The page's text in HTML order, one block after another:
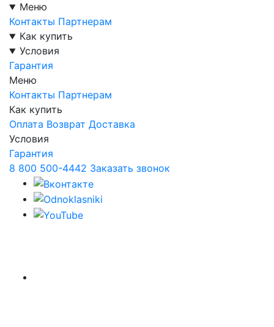
Меню
Контакты Партнерам
Как купить
Условия
Гарантия
Меню
Контакты Партнерам
Как купить
Оплата Возврат Доставка
Условия
Гарантия
8 800 500-4442 Заказать звонок